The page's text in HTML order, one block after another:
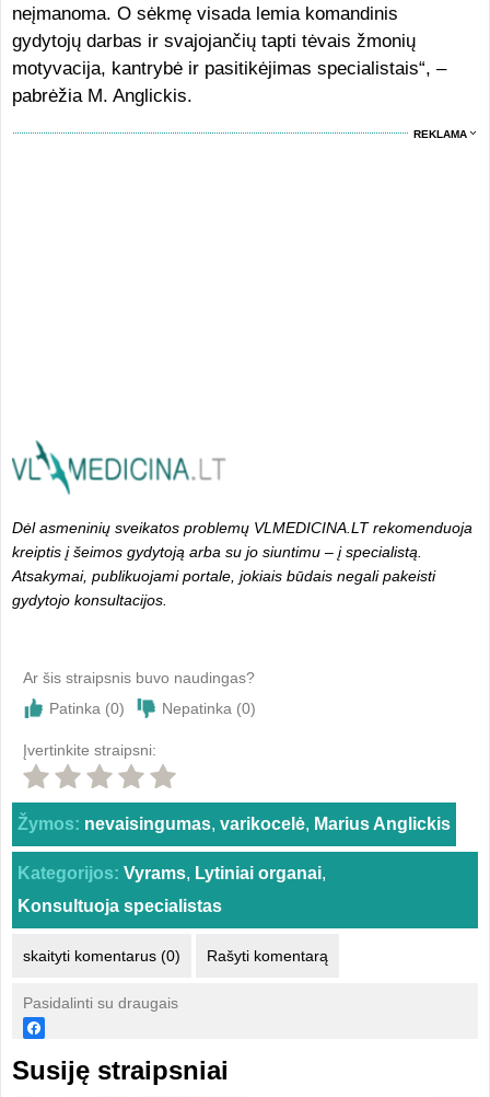
neįmanoma. O sėkmę visada lemia komandinis
gydytojų darbas ir svajojančių tapti tėvais žmonių
motyvacija, kantrybė ir pasitikėjimas specialistais“, –
pabrėžia M. Anglickis.
REKLAMA
Dėl asmeninių sveikatos problemų VLMEDICINA.LT rekomenduoja
kreiptis į šeimos gydytoją arba su jo siuntimu – į specialistą.
Atsakymai, publikuojami portale, jokiais būdais negali pakeisti
gydytojo konsultacijos.
Ar šis straipsnis buvo naudingas?
Patinka (0) Nepatinka (0)
Įvertinkite straipsni:
Žymos: nevaisingumas, varikocelė, Marius Anglickis
Kategorijos: Vyrams, Lytiniai organai,
Konsultuoja specialistas
skaityti komentarus (0) Rašyti komentarą
Pasidalinti su draugais
Susiję straipsniai